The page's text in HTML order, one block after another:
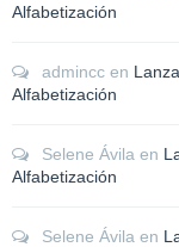
Alfabetización
admincc en
Alfabetización
Selene Ávila en
Alfabetización
Selene Ávila en